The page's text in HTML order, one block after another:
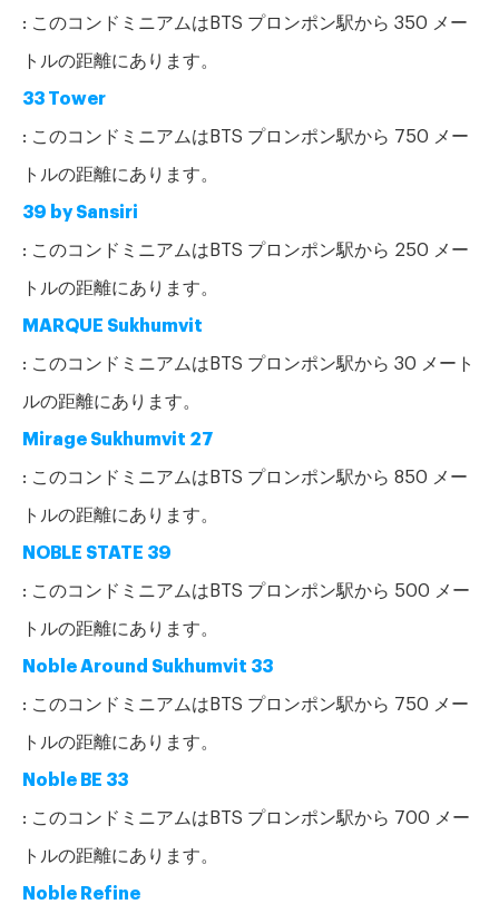
: このコンドミニアムはBTS プロンポン駅から 350 メー
トルの距離にあります。
33 Tower
: このコンドミニアムはBTS プロンポン駅から 750 メー
トルの距離にあります。
39 by Sansiri
: このコンドミニアムはBTS プロンポン駅から 250 メー
トルの距離にあります。
MARQUE Sukhumvit
: このコンドミニアムはBTS プロンポン駅から 30 メート
ルの距離にあります。
Mirage Sukhumvit 27
: このコンドミニアムはBTS プロンポン駅から 850 メー
トルの距離にあります。
NOBLE STATE 39
: このコンドミニアムはBTS プロンポン駅から 500 メー
トルの距離にあります。
Noble Around Sukhumvit 33
: このコンドミニアムはBTS プロンポン駅から 750 メー
トルの距離にあります。
Noble BE 33
: このコンドミニアムはBTS プロンポン駅から 700 メー
トルの距離にあります。
Noble Refine